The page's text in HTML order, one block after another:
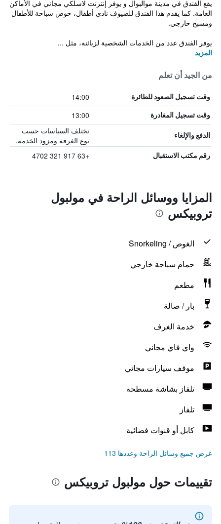
يقع الفندق في مدينة موالبوال و يوفر إنترنت لاسلكي مجاني في الأماكن
العامة. كما يقدم هذا الفندق للضيوف نادي أطفال، حوض سباحة للأطفال
ومسبح خارجي.
يوفر الفندق عدد من الخدمات الشخصية لزبائنه، مثل ...
المزيد
من الجيد أن تعلم
وقت تسجيل الصعود للطائرة 14:00
وقت تسجيل المغادرة 13:00
الدفع والإلغاء
تختلف السياسات حسب
نوع الغرفة ومزود الخدمة.
رقم مكتب الاستقبال +63 917 321 4702
المزايا ووسائل الراحة في مولبول
تروبيكس
الغوص / Snorkeling
حمام سباحة خارجي
مطعم
بار / صالة
خدمة الغرف
واي فاي مجاني
موقف سيارات مجاني
تلفاز بشاشة مسطحة
تلفاز
كابل أو قنوات فضائية
عرض جميع وسائل الراحة وعددها 113
تقييمات حول مولبول تروبيكس